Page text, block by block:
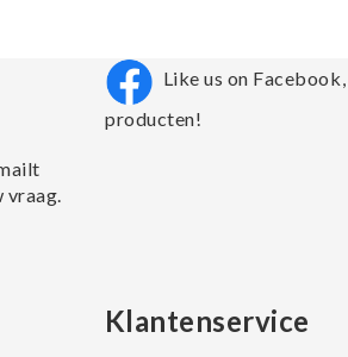
Like us on
producten!
Klantenservice